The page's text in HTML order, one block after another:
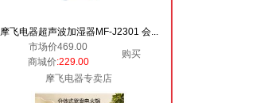
摩飞电器超声波加湿器MF-J2301 会...
市场价469.00
购买
商城价:229.00
摩飞电器专卖店